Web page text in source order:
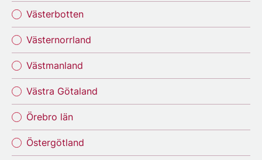
Västerbotten
Västernorrland
Västmanland
Västra Götaland
Örebro län
Östergötland